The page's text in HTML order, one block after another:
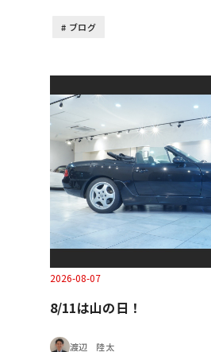
ブログ
2026-08-07
8/11は山の日！
渡辺 陸太